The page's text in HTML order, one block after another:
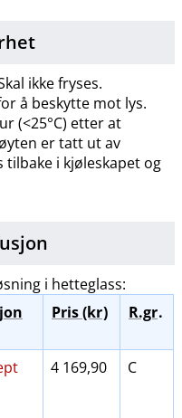
ikke fryses.
å beskytte mot lys.
(<25°C) etter at
er tatt ut av
tilbake i kjøleskapet og
i hetteglass:
Pris (kr) R.gr.
4 169,90 C